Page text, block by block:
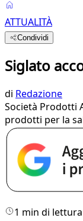
ATTUALITÀ
Condividi
Siglato
di Redazione
Società Prodotti
prodotti per la
1 min di lettura